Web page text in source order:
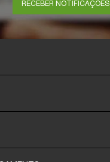
RECEBER NOTIFICAÇÕES